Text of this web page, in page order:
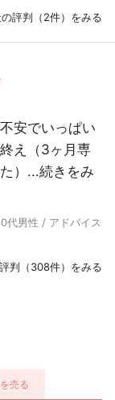
評判（2件）をみる
安でいっぱい
え（3ヶ月専
）...続きをみ
代男性 / アドバイス
判（308件）をみる
売る